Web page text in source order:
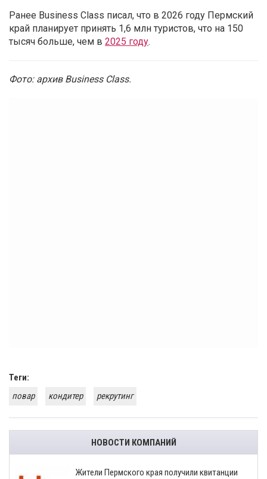
Ранее Business Class писал, что в 2026 году Пермский
край планирует принять 1,6 млн туристов, что на 150
тысяч больше, чем в 2025 году.
Фото: архив Business Class.
Теги:
повар
кондитер рекрутинг
НОВОСТИ КОМПАНИЙ
​Жители Пермского края получили квитанции